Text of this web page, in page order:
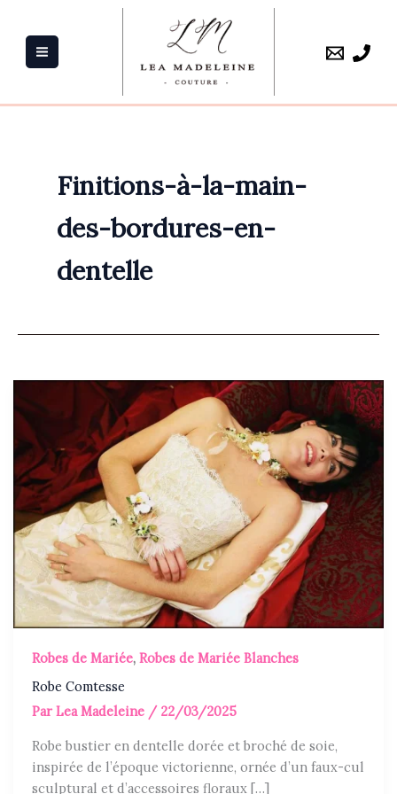
contenu
Finitions-à-la-main-
des-bordures-en-
dentelle
Robes de Mariée,Robes de Mariée Blanches
Robe Comtesse
ParLea Madeleine / 22/03/2025
Robe bustier en dentelle dorée et broché de soie,
inspirée de l’époque victorienne, ornée d’un faux-cul
sculptural et d’accessoires floraux […]